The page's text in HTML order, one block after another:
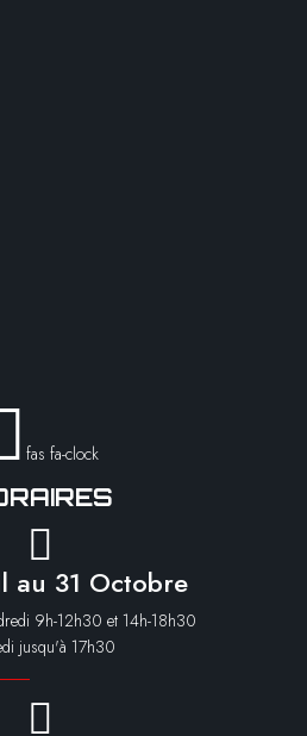
fas fa-clock
au 31 Octobre
9h-12h30 et 14h-18h30
jusqu'à 17h30